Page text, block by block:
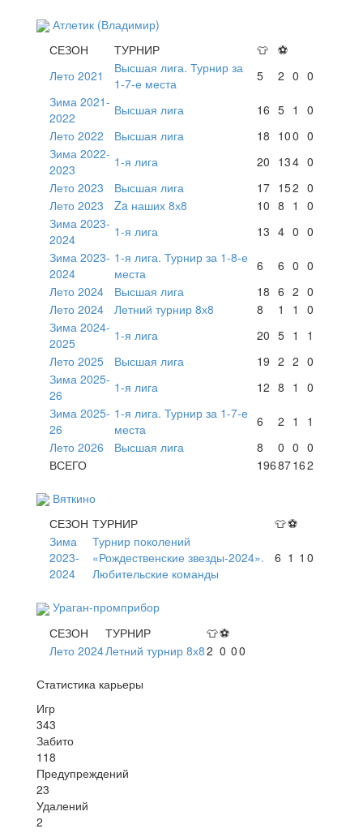
Атлетик (Владимир)
СЕЗОН
ТУРНИР 👕 ⚽
Лето 2021
Высшая лига. Турнир за
1-7-е места
5 2 0 0
Зима 2021-
2022
Высшая лига 16 5 1
0
Лето 2022
Высшая лига 18 100 0
Зима 2022-
2023
1-я лига 20 134 0
Лето 2023
Высшая лига 17 152 0
Лето 2023
Za наших 8х8 10 8 1
0
Зима 2023-
2024
1-я лига 13 4 0 0
Зима 2023-
2024
1-я лига. Турнир за 1-8-е
места
6 6 0 0
Лето 2024
Высшая лига 18 6 2 0
Лето 2024
Летний турнир 8х8 8 1 1
0
Зима 2024-
2025
1-я лига 20 5 1
1
Лето 2025
Высшая лига 19 2 2 0
Зима 2025-
26
1-я лига 12 8 1
0
Зима 2025-
26
1-я лига. Турнир за 1-7-е
места
6 2 1
1
Лето 2026
Высшая лига 8 0 0 0
ВСЕГО
19687162
Вяткино
СЕЗОН ТУРНИР 👕⚽
Зима
2023-
2024
Турнир поколений
«Рождественские звезды-2024».
Любительские команды
6 1 1 0
Ураган-промприбор
СЕЗОН
ТУРНИР 👕⚽
Лето 2024Летний турнир 8х82 0 00
Статистика карьеры
Игр
343
Забито
118
Предупреждений
23
Удалений
2